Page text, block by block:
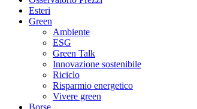
Esteri
Green
Ambiente
ESG
Green Talk
Innovazione sostenibile
Riciclo
Risparmio energetico
Vivere green
Borse